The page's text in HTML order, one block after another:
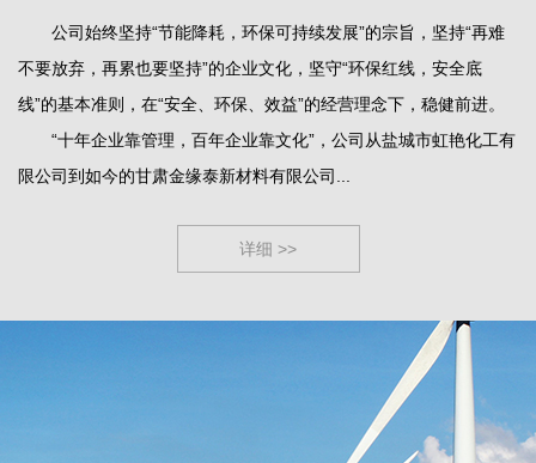
公司始终坚持“节能降耗，环保可持续发展”的宗旨，坚持“再难
不要放弃，再累也要坚持”的企业文化，坚守“环保红线，安全底
线”的基本准则，在“安全、环保、效益”的经营理念下，稳健前进。
“十年企业靠管理，百年企业靠文化”，公司从盐城市虹艳化工有
限公司到如今的甘肃金缘泰新材料有限公司...
详细 >>